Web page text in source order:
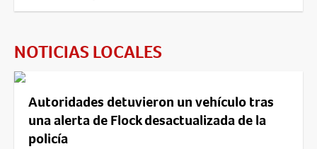
NOTICIAS LOCALES
Autoridades detuvieron un vehículo tras
una alerta de Flock desactualizada de la
policía